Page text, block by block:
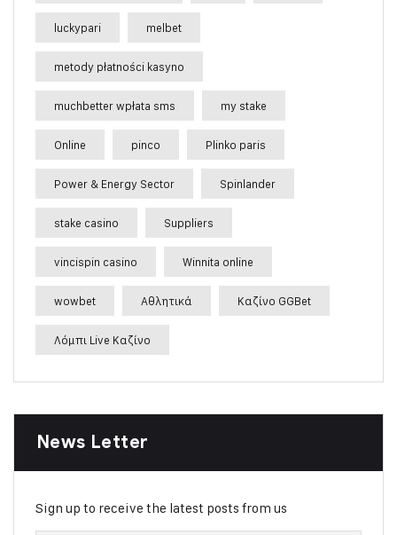
luckypari melbet
metody płatności kasyno
muchbetter wpłata sms my stake
Online pinco Plinko paris
Power & Energy Sector Spinlander
stake casino Suppliers
vincispin casino Winnita online
wowbet Αθλητικά Καζίνο GGBet
Λόμπι Live Καζίνο
News Letter
Sign up to receive the latest posts from us